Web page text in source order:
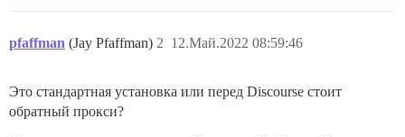
pfaffman (Jay Pfaffman) 12.Май.2022 08:59:46
2
Это стандартная установка или перед Discourse стоит
обратный прокси?